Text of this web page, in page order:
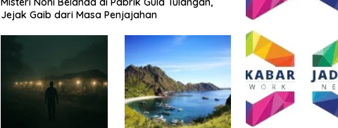
Jejak Gaib dari Masa Penjajahan